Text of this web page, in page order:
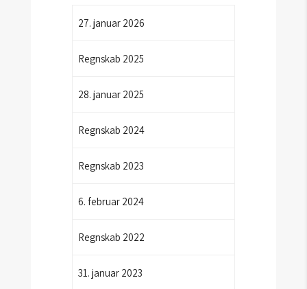
27. januar 2026
Regnskab 2025
28. januar 2025
Regnskab 2024
Regnskab 2023
6. februar 2024
Regnskab 2022
31. januar 2023